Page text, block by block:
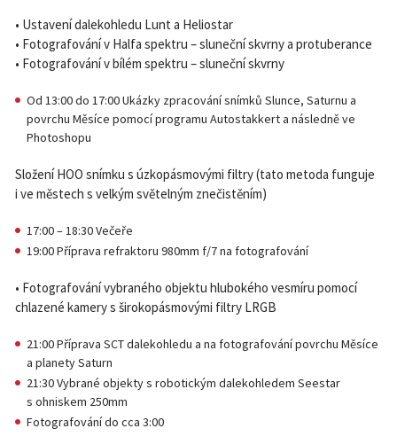
• Ustavení dalekohledu Lunt a Heliostar
• Fotografování v Halfa spektru – sluneční skvrny a protuberance
• Fotografování v bílém spektru – sluneční skvrny
Od 13:00 do 17:00 Ukázky zpracování snímků Slunce, Saturnu a
povrchu Měsíce pomocí programu Autostakkert a následně ve
Photoshopu
Složení HOO snímku s úzkopásmovými filtry (tato metoda funguje
i ve městech s velkým světelným znečistěním)
17:00 – 18:30 Večeře
19:00 Příprava refraktoru 980mm f/7 na fotografování
• Fotografování vybraného objektu hlubokého vesmíru pomocí
chlazené kamery s širokopásmovými filtry LRGB
21:00 Příprava SCT dalekohledu a na fotografování povrchu Měsíce
a planety Saturn
21:30 Vybrané objekty s robotickým dalekohledem Seestar
s ohniskem 250mm
Fotografování do cca 3:00